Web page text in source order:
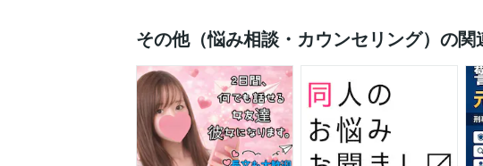
その他（悩み相談・カウンセリング）の関